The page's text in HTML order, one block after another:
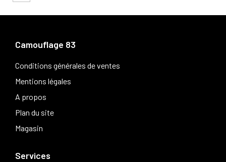
Camouflage 83
Conditions générales de ventes
Mentions légales
A propos
Plan du site
Magasin
Services